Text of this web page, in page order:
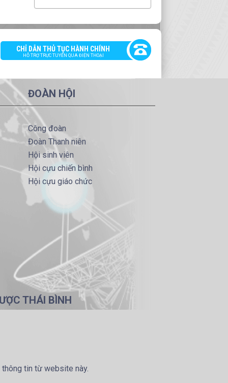
CHỈ DẪN THỦ TỤC HÀNH CHÍNH
HỖ TRỢ TRỰC TUYẾN QUA ĐIỆN THOẠI
ĐOÀN HỘI
Công đoàn
Đoàn Thanh niên
Hội sinh viên
Hội cựu chiến bình
Hội cựu giáo chức
THÁI BÌNH
thông tin từ website này.